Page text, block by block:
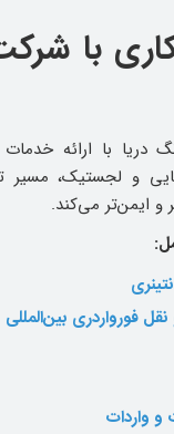
با
دریا با ارائه
و لجستیک، مسیر
و ایمن‌تر می‌کند.
:
فورواردری بین‌المللی
و واردات